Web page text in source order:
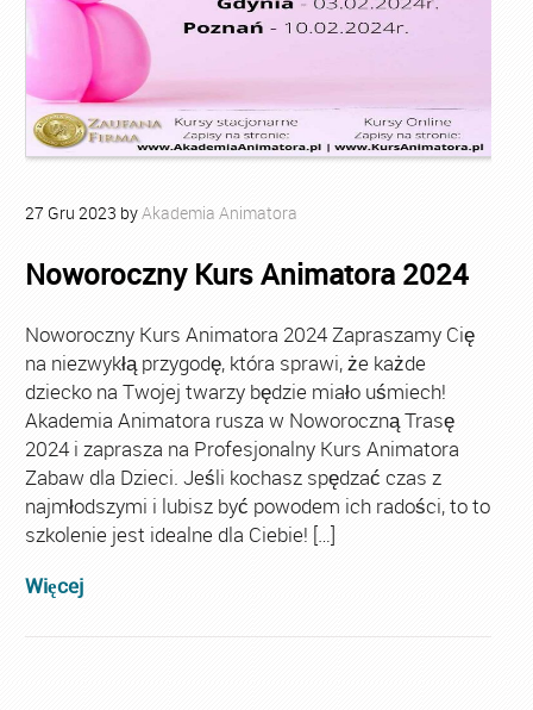
27 Gru 2023 byAkademia Animatora
Noworoczny Kurs Animatora 2024
Noworoczny Kurs Animatora 2024 Zapraszamy Cię
na niezwykłą przygodę, która sprawi, że każde
dziecko na Twojej twarzy będzie miało uśmiech!
Akademia Animatora rusza w Noworoczną Trasę
2024 i zaprasza na Profesjonalny Kurs Animatora
Zabaw dla Dzieci. Jeśli kochasz spędzać czas z
najmłodszymi i lubisz być powodem ich radości, to to
szkolenie jest idealne dla Ciebie! […]
Więcej